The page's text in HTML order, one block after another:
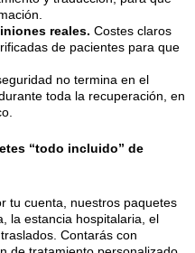
reales. Costes claros
de pacientes para que
no termina en el
toda la recuperación, en
“todo incluido” de
tu cuenta, nuestros paquetes
la estancia hospitalaria, el
Contarás con